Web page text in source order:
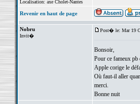
Localisation: axe Cholet-Nantes
Revenir en haut de page
Nobru
Invit�
Post� le: Mar 19
Bonsoir,
Pour ce fameux pb
Apple corige le
Où faut-il aller
merci.
Bonne nuit